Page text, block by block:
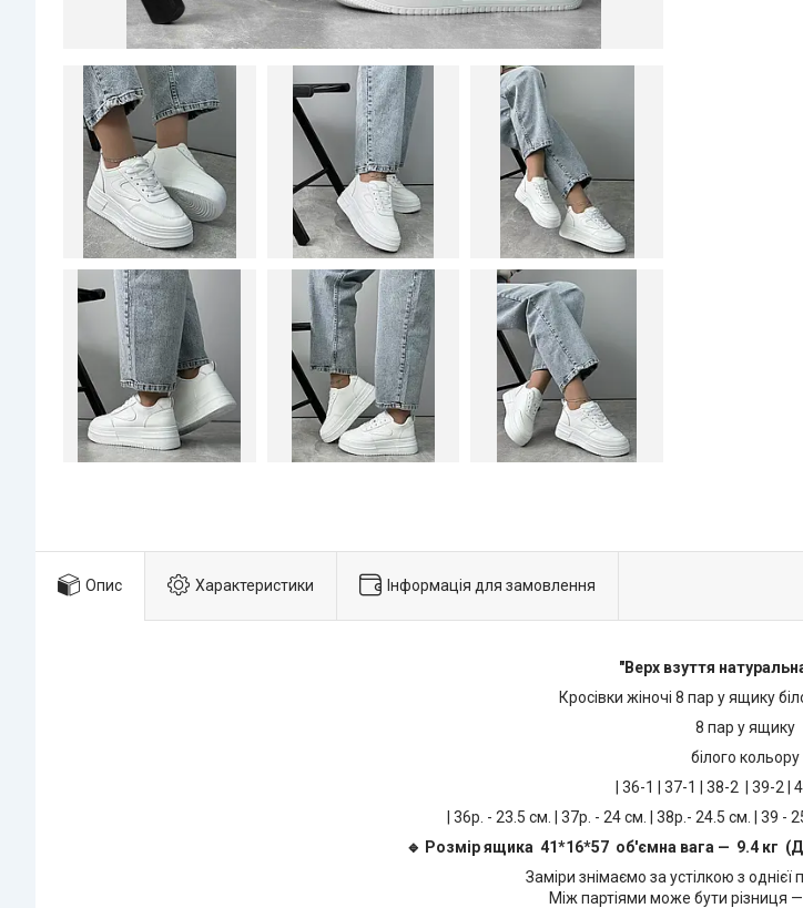
Опис Характеристики Інформація для замовлення
"Верх взуття
Кросівки жіночі 8 пар у ящику
8 пар у ящику
білого кольору
| 36-1 | 37-1 | 38-2 | 39-2 |
| 36р. - 23.5 см. | 37р. - 24 см. | 38р.- 24.5 см. | 39 -
🔹 Розмір ящика 41*16*57 об'ємна вага — 9.4 кг
Заміри знімаємо за устілкою з однієї
Між партіями може бути різниця